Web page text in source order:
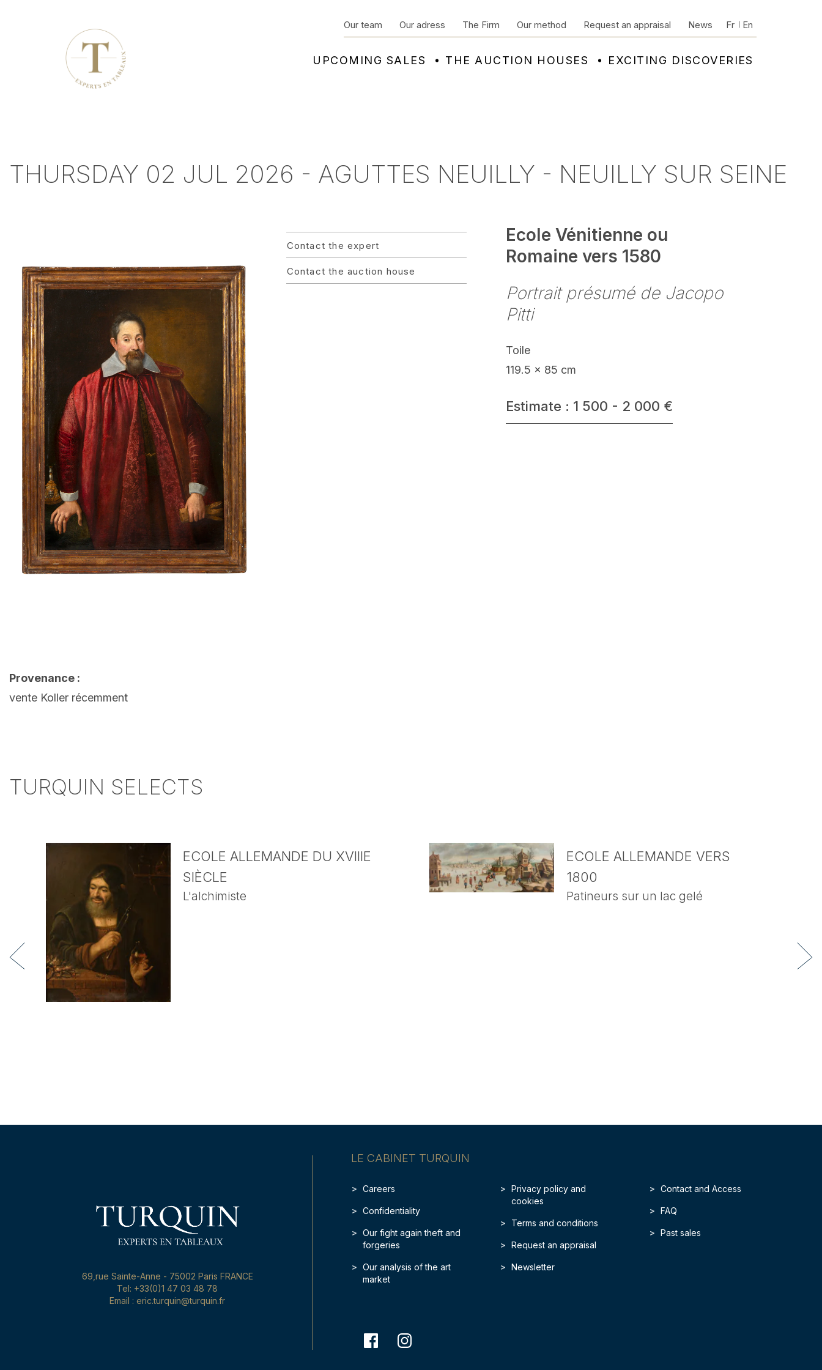
UPCOMING SALES THE AUCTION HOUSES EXCITING DISCOVERIES
Our team Our adress The Firm Our method Request an appraisal News Fr En
THURSDAY 02 JUL 2026 - AGUTTES NEUILLY - NEUILLY SUR SEINE
Contact the expert
Contact the auction house
Ecole Vénitienne ou
Romaine vers 1580
Portrait présumé de Jacopo
Pitti
Toile
119.5 x 85 cm
Estimate : 1 500 - 2 000 €
Provenance :
vente Koller récemment
TURQUIN SELECTS
ECOLE ALLEMANDE DU XVIIIE
SIÈCLE
L'alchimiste
ECOLE ALLEMANDE VERS
1800
Patineurs sur un lac gelé
LE CABINET TURQUIN
Careers
Confidentiality
Our fight again theft and
forgeries
Our analysis of the art
market
Privacy policy and
cookies
Terms and conditions
Request an appraisal
Newsletter
Contact and Access
FAQ
Past sales
69,rue Sainte-Anne - 75002 Paris FRANCE
Tel: +33(0)1 47 03 48 78
Email : eric.turquin@turquin.fr